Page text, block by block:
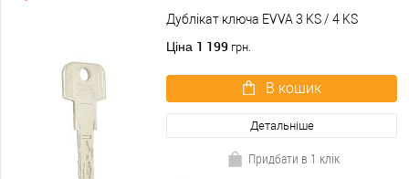
Дублікат ключа EVVA 3 KS / 4 KS
Ціна 1 199 грн.
В кошик
Детальніше
Придбати в 1 клік